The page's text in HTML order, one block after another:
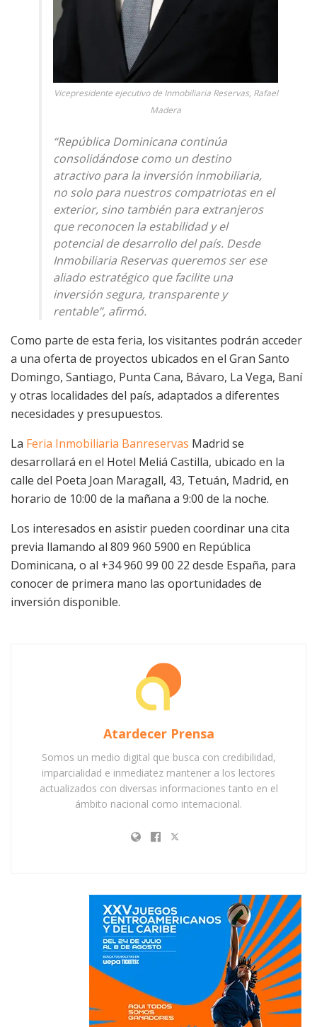
Vicepresidente ejecutivo de Inmobiliaria Reservas, Rafael
Madera
“República Dominicana continúa
consolidándose como un destino
atractivo para la inversión inmobiliaria,
no solo para nuestros compatriotas en el
exterior, sino también para extranjeros
que reconocen la estabilidad y el
potencial de desarrollo del país. Desde
Inmobiliaria Reservas queremos ser ese
aliado estratégico que facilite una
inversión segura, transparente y
rentable”, afirmó.
Como parte de esta feria, los visitantes podrán acceder
a una oferta de proyectos ubicados en el Gran Santo
Domingo, Santiago, Punta Cana, Bávaro, La Vega, Baní
y otras localidades del país, adaptados a diferentes
necesidades y presupuestos.
La Feria Inmobiliaria Banreservas Madrid se
desarrollará en el Hotel Meliá Castilla, ubicado en la
calle del Poeta Joan Maragall, 43, Tetuán, Madrid, en
horario de 10:00 de la mañana a 9:00 de la noche.
Los interesados en asistir pueden coordinar una cita
previa llamando al 809 960 5900 en República
Dominicana, o al +34 960 99 00 22 desde España, para
conocer de primera mano las oportunidades de
inversión disponible.
Atardecer Prensa
Somos un medio digital que busca con credibilidad,
imparcialidad e inmediatez mantener a los lectores
actualizados con diversas informaciones tanto en el
ámbito nacional como internacional.